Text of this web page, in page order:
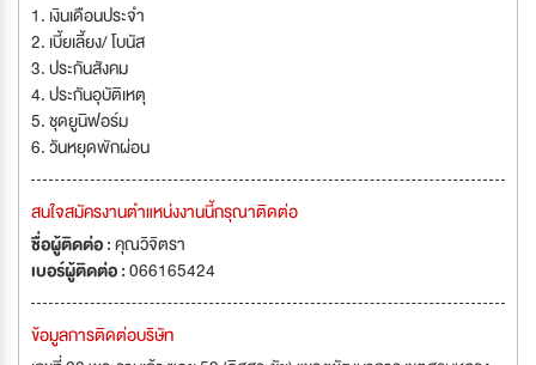
1. เงินเดือนประจำ
2. เบี้ยเลี้ยง/ โบนัส
3. ประกันสังคม
4. ประกันอุบัติเหตุ
5. ชุดยูนิฟอร์ม
6. วันหยุดพักผ่อน
สนใจสมัครงานตำแหน่งงานนี้กรุณาติดต่อ
ชื่อผู้ติดต่อ :คุณวิจิตรา
เบอร์ผู้ติดต่อ :066165424
ข้อมูลการติดต่อบริษัท